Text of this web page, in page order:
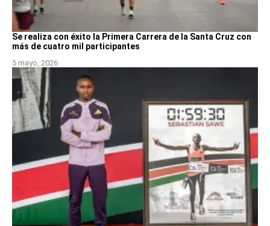
Se realiza con éxito la Primera Carrera de la Santa Cruz con
más de cuatro mil participantes
5 mayo, 2026